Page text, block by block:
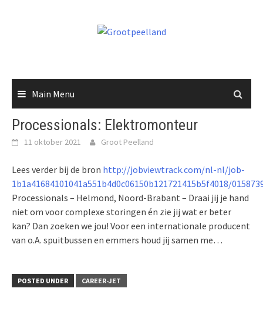
Main Menu
Processionals: Elektromonteur
11 oktober 2021 Groot Peelland
Lees verder bij de bron http://jobviewtrack.com/nl-nl/job-
1b1a41684101041a551b4d0c06150b121721415b5f4018/
Processionals – Helmond, Noord-Brabant – Draai jij je hand
niet om voor complexe storingen én zie jij wat er beter
kan? Dan zoeken we jou! Voor een internationale producent
van o.A. spuitbussen en emmers houd jij samen me…
POSTED UNDER CAREER-JET